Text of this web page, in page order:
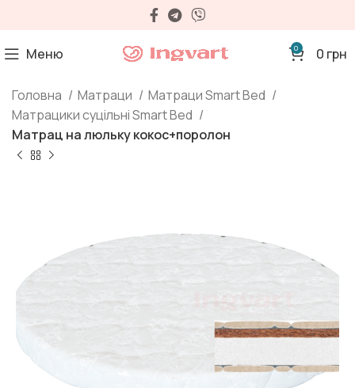
Меню 0 0 грн
Головна Матраци
Матраци Smart Bed
Матрацики суцільні Smart Bed
Матрац на люльку кокос+поролон